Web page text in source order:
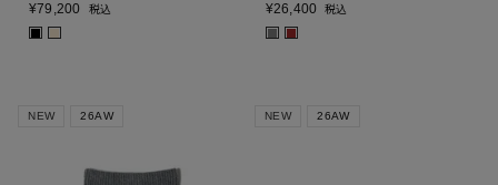
¥79,200 税込
¥26,400 税込
NEW 26AW NEW 26AW